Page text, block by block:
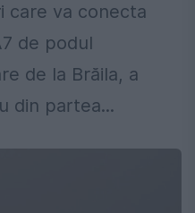
care va conecta
de podul
de la Brăila, a
din partea...